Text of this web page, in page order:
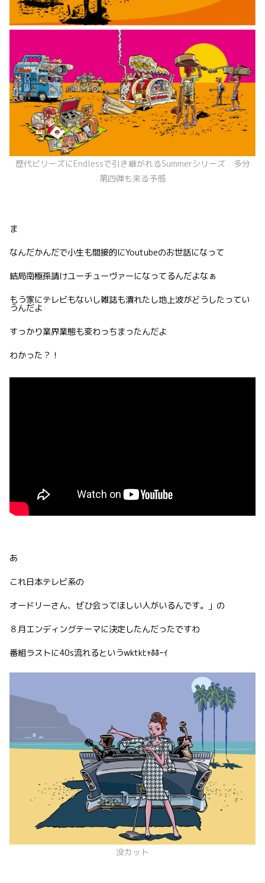
歴代ビリーズにEndlessで引き継がれるSummerシリーズ 多分
第四弾も来る予感
ま
なんだかんだで小生も間接的にYoutubeのお世話になって
結局南極孫請けユーチューヴァーになってるんだよなぁ
もう家にテレビもないし雑誌も潰れたし地上波がどうしたってい
うんだよ
すっかり業界業態も変わっちまったんだよ
わかった？！
あ
これ日本テレビ系の
オードリーさん、ぜひ会ってほしい人がいるんです。」の
８月エンディングテーマに決定したんだったですわ
番組ラストに40s流れるというwktkﾋｬﾎﾎｰｲ
没カット